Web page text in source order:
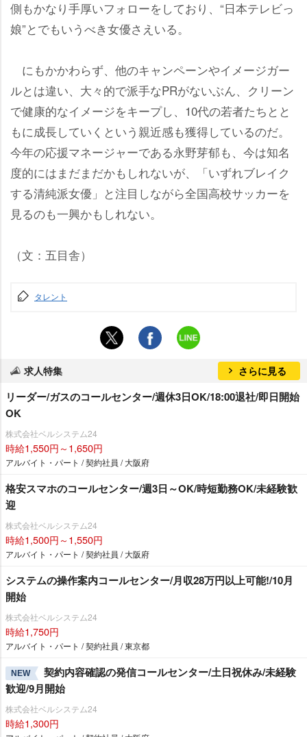
側もかなり手厚いフォローをしており、“日本テレビっ
娘”とでもいうべき女優さえいる。
にもかかわらず、他のキャンペーンやイメージガー
ルとは違い、大々的で派手なPRがないぶん、クリーン
で健康的なイメージをキープし、10代の若者たちとと
もに成長していくという親近感も獲得しているのだ。
今年の応援マネージャーである永野芽郁も、今は知名
度的にはまだまだかもしれないが、「いずれブレイク
する清純派女優」と注目しながら全国高校サッカーを
見るのも一興かもしれない。
（文：五目舎）
タレント
求人特集 さらに見る
リーダー/ガスのコールセンター/週休3日OK/18:00退社/即日開始
OK
株式会社ベルシステム24
時給1,550円～1,650円
アルバイト・パート / 契約社員 / 大阪府
格安スマホのコールセンター/週3日～OK/時短勤務OK/未経験歓
迎
株式会社ベルシステム24
時給1,500円～1,550円
アルバイト・パート / 契約社員 / 大阪府
システムの操作案内コールセンター/月収28万円以上可能!/10月
開始
株式会社ベルシステム24
時給1,750円
アルバイト・パート / 契約社員 / 東京都
NEW
契約内容確認の発信コールセンター/土日祝休み/未経験
歓迎/9月開始
株式会社ベルシステム24
時給1,300円